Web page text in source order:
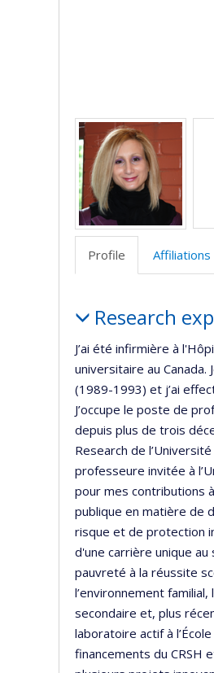
Media
Profile
Research
J’ai été infirmière à
universitaire au
(1989-1993) et j’ai
J’occupe le poste de
depuis plus de trois
Research de
professeure invitée à
pour mes contributions
publique en matière de
risque et de protection
d'une carrière unique
pauvreté à la réussite
l’environnement
secondaire et, plus
laboratoire actif à
financements du CRSH